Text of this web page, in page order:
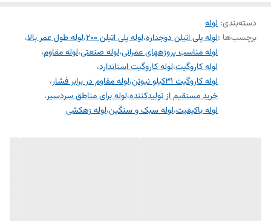
دسته‌بندی: لوله
برچسب‌ها :لوله پلی اتیلن دوجداره،لوله پلی اتیلن 200 ،لوله طول عمر بالا،
لوله مناسب پروژههای عمرانی،لوله صنعتی،لوله مقاوم،
لوله کاروگیت،لوله کاروگیت استاندارد،
لوله کاروگیت 31کیلو نیوتن
،لوله مقاوم در برابر فشار،
خرید مستقیم از تولیدکننده،لوله برای مناطق سردسیر،
لوله باکیفیت،لوله سبک و سنگین،لوله زهکشی